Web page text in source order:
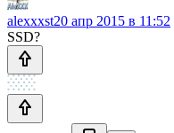
alexxxst20 апр 2015 в 11:52
SSD?